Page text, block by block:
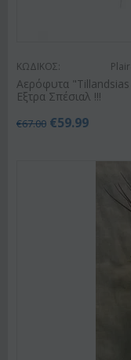
ΚΩΔΙΚΟΣ:
Αερόφυτα
Εξτρα Σπέσιαλ !!!
€67.00 €59.99